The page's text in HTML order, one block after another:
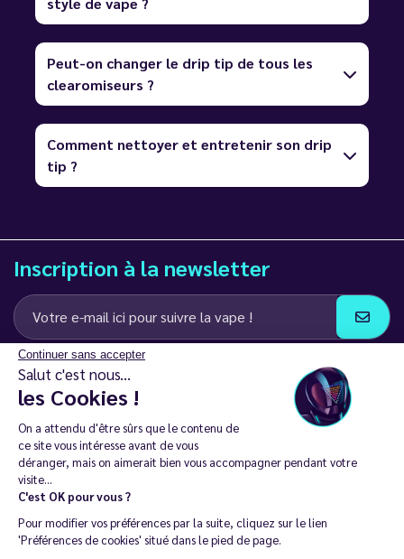
Continuer sans accepter
Salut c'est nous...
les Cookies !
On a attendu d'être sûrs que le contenu de
ce site vous intéresse avant de vous
déranger, mais on aimerait bien vous accompagner pendant votre
visite...
C'est OK pour vous ?
Pour modifier vos préférences par la suite, cliquez sur le lien
'Préférences de cookies' situé dans le pied de page.
Peut-on changer le drip tip de tous les
clearomiseurs ?
Comment nettoyer et entretenir son drip
tip ?
Inscription à la newsletter
J’accepte de recevoir des communications e-mail et SMS de la part de
LD Groupe
Restez en contact
La vente de cigarette électronique est interdite chez les moins de
18 ans. 🔞